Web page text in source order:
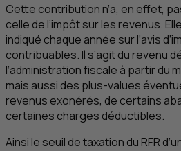
Cette contribution n’a, en effet,
celle de l’impôt sur les revenus.
indiqué chaque année sur l’avis
contribuables. Il s’agit du revenu
l’administration fiscale à partir du
mais aussi des plus-values
revenus exonérés, de certains
certaines charges déductibles.
Ainsi le seuil de taxation du RFR